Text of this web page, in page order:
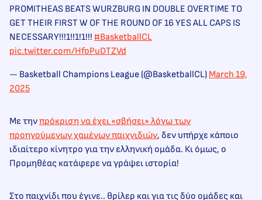
PROMITHEAS BEATS WURZBURG IN DOUBLE OVERTIME TO
GET THEIR FIRST W OF THE ROUND OF 16 YES ALL CAPS IS
NECESSARY!!!1!!1!1!!! #BasketballCL
pic.twitter.com/HfoPuDTZVd
— Basketball Champions League (@BasketballCL) March 19,
2025
Με τηνπρόκριση να έχει «σβήσει» λόγω των
προηγούμενων χαμένων παιχνιδιών, δεν υπήρχε κάποιο
ιδιαίτερο κίνητρο για την ελληνική ομάδα. Κι όμως, ο
Προμηθέας κατάφερε να γράψει ιστορία!
Στο παιχνίδι που έγινε.. θρίλερ και για τις δύο ομάδες και